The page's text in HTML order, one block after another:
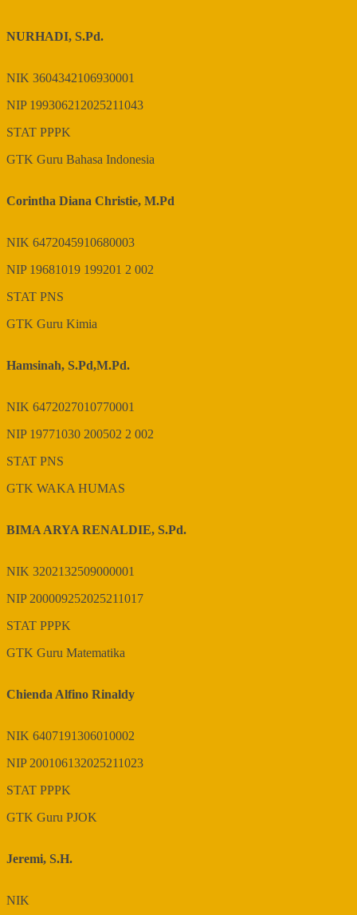
NURHADI, S.Pd.
NIK 3604342106930001
NIP 199306212025211043
STAT PPPK
GTK Guru Bahasa Indonesia
Corintha Diana Christie, M.Pd
NIK 6472045910680003
NIP 19681019 199201 2 002
STAT PNS
GTK Guru Kimia
Hamsinah, S.Pd,M.Pd.
NIK 6472027010770001
NIP 19771030 200502 2 002
STAT PNS
GTK WAKA HUMAS
BIMA ARYA RENALDIE, S.Pd.
NIK 3202132509000001
NIP200009252025211017
STAT PPPK
GTK Guru Matematika
Chienda Alfino Rinaldy
NIK 6407191306010002
NIP200106132025211023
STAT PPPK
GTK Guru PJOK
Jeremi, S.H.
NIK